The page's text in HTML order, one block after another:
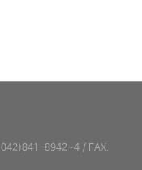
042)841-8942~4 / FAX.